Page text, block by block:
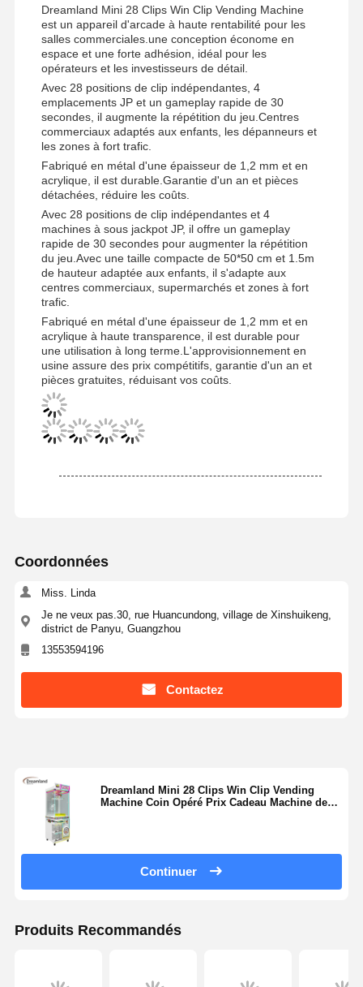
Contrôle De
La Qualité
Contact
Tous Les CasDemande De
machine à jeux pour enfants
Dreamland Mini 28 Clips Win Clip Vending Machine
est un appareil d'arcade à haute rentabilité pour les
salles commerciales.une conception économe en
espace et une forte adhésion, idéal pour les
opérateurs et les investisseurs de détail.
Avec 28 positions de clip indépendantes, 4
emplacements JP et un gameplay rapide de 30
secondes, il augmente la répétition du jeu.Centres
commerciaux adaptés aux enfants, les dépanneurs et
les zones à fort trafic.
Fabriqué en métal d'une épaisseur de 1,2 mm et en
acrylique, il est durable.Garantie d'un an et pièces
détachées, réduire les coûts.
Avec 28 positions de clip indépendantes et 4
machines à sous jackpot JP, il offre un gameplay
rapide de 30 secondes pour augmenter la répétition
du jeu.Avec une taille compacte de 50*50 cm et 1.5m
de hauteur adaptée aux enfants, il s'adapte aux
centres commerciaux, supermarchés et zones à fort
trafic.
Fabriqué en métal d'une épaisseur de 1,2 mm et en
acrylique à haute transparence, il est durable pour
une utilisation à long terme.L'approvisionnement en
usine assure des prix compétitifs, garantie d'un an et
pièces gratuites, réduisant vos coûts.
Coordonnées
Miss. Linda
Je ne veux pas.30, rue Huancundong, village de Xinshuikeng,
district de Panyu, Guangzhou
13553594196
Contactez
Dreamland Mini 28 Clips Win Clip Vending
Machine Coin Opéré Prix Cadeau Machine de
Continuer
Produits Recommandés